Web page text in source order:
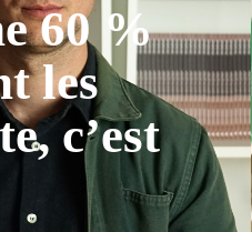
60 %
les
c’est